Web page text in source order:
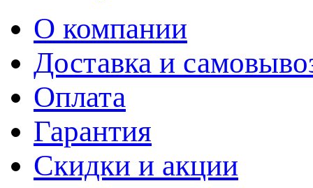
О компании
Доставка и
Оплата
Гарантия
Скидки и акции